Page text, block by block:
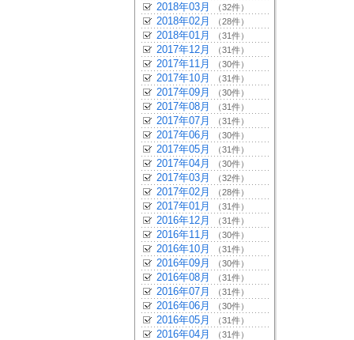
2018年03月 （32件）
2018年02月 （28件）
2018年01月 （31件）
2017年12月 （31件）
2017年11月 （30件）
2017年10月 （31件）
2017年09月 （30件）
2017年08月 （31件）
2017年07月 （31件）
2017年06月 （30件）
2017年05月 （31件）
2017年04月 （30件）
2017年03月 （32件）
2017年02月 （28件）
2017年01月 （31件）
2016年12月 （31件）
2016年11月 （30件）
2016年10月 （31件）
2016年09月 （30件）
2016年08月 （31件）
2016年07月 （31件）
2016年06月 （30件）
2016年05月 （31件）
2016年04月 （31件）